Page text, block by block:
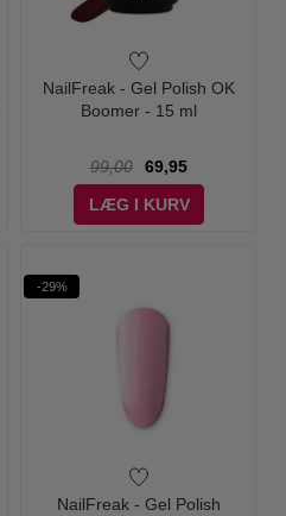
NailFreak - Gel Polish OK
Boomer - 15 ml
99,00
69,95
LÆG I KURV
-29%
NailFreak - Gel Polish